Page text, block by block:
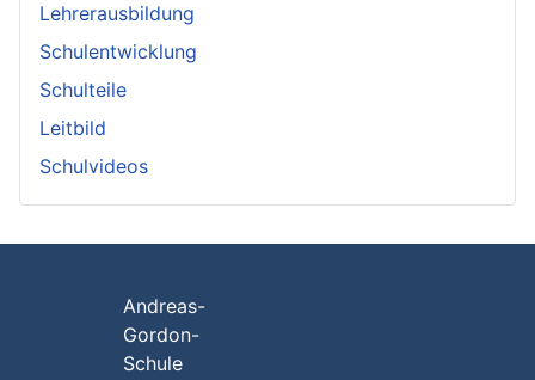
Lehrerausbildung
Schulentwicklung
Schulteile
Leitbild
Schulvideos
Andreas-
Gordon-
Schule